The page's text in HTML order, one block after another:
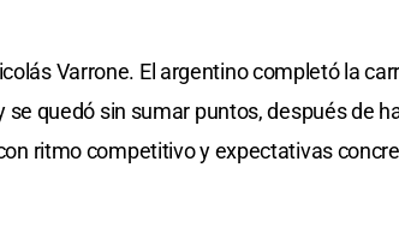
Varrone. El argentino completó la
se quedó sin sumar puntos, después de
ritmo competitivo y expectativas